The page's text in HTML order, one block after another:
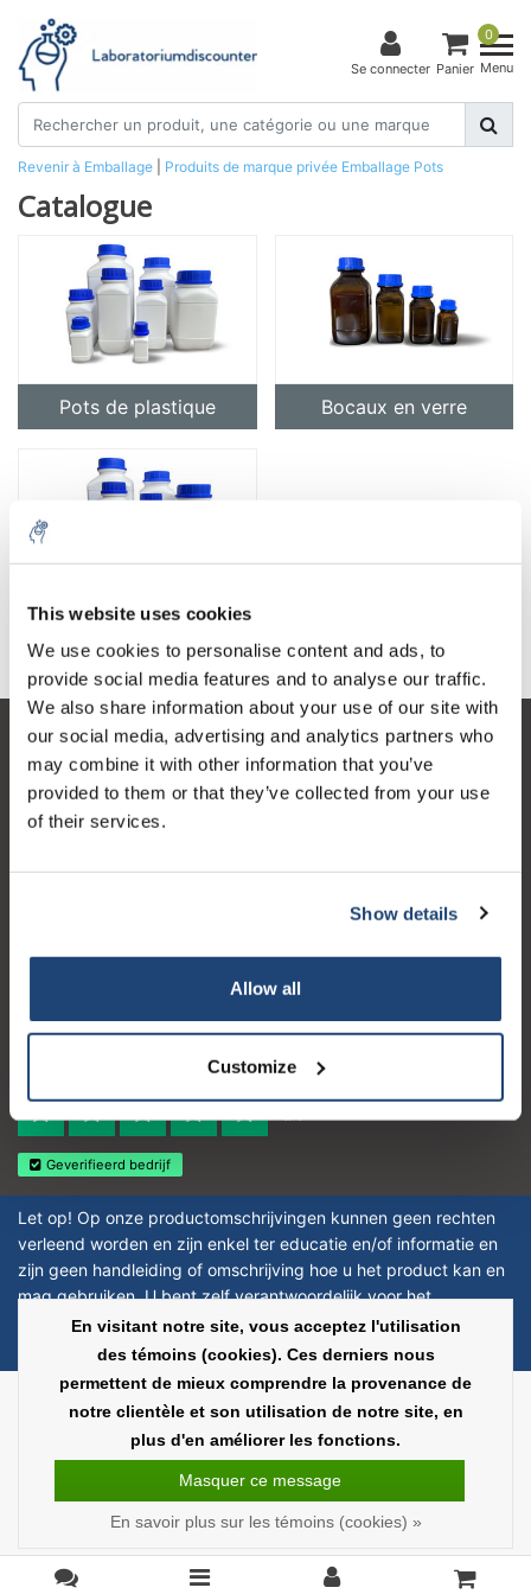
This website uses cookies
We use cookies to personalise content and ads, to
provide social media features and to analyse our traffic.
We also share information about your use of our site with
our social media, advertising and analytics partners who
may combine it with other information that you’ve
provided to them or that they’ve collected from your use
of their services.
Show details
Allow all
Customize
Se connecter
0
Panier Menu
Revenir à Emballage Produits de marque privée Emballage Pots
Catalogue
Pots de plastique Bocaux en verre
Pots pour substances dangereuses
Service à la clientèle
Mon compte
Logo eigendom van TrustPilot
4.4
Geverifieerd bedrijf
Let op! Op onze productomschrijvingen kunnen geen rechten
verleend worden en zijn enkel ter educatie en/of informatie en
zijn geen handleiding of omschrijving hoe u het product kan en
mag gebruiken. U bent zelf verantwoordelijk voor het
toepassen van eventuele nationale en internationale wetgeving
omtrent het gebruik van chemicaliën.
chers - All rights reserved - Theme byInStijl Media
Tous les prix sont hors
En visitant notre site, vous acceptez l'utilisation
des témoins (cookies). Ces derniers nous
permettent de mieux comprendre la provenance de
notre clientèle et son utilisation de notre site, en
plus d'en améliorer les fonctions.
Masquer ce message
En savoir plus sur les témoins (cookies) »